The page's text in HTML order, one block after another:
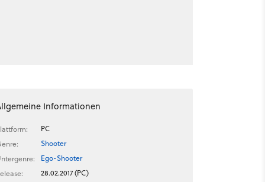
Informationen
PC
Shooter
Ego-Shooter
28.02.2017 (PC)